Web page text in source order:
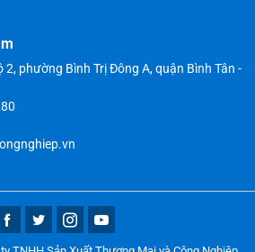
phường Bình Trị Đông A, quận Bình Tân -